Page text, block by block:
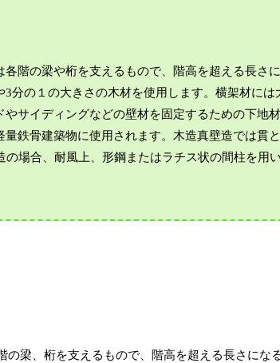
階の梁や桁を支えるもので、階高を超える長さ
分の１の大きさの木材を使用します。横架材には
サイディングなどの壁材を固定するための下地
鉄骨建築物に使用されます。木造真壁造では貫
場合、耐風上、形鋼またはラチス状の間柱を用
の梁、桁を支えるもので、階高を超える長さにな